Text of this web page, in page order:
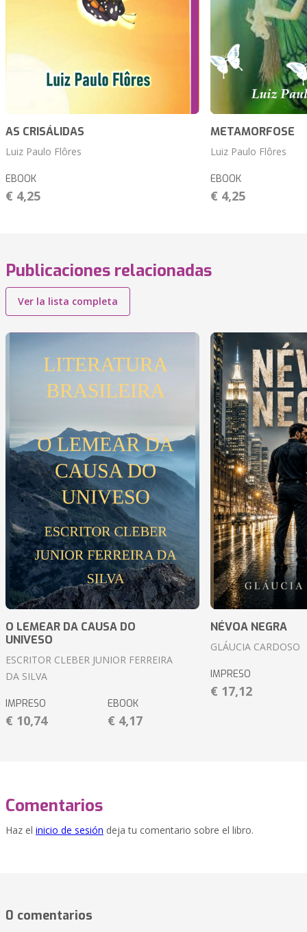
AS CRISÁLIDAS
Luiz Paulo Flôres
EBOOK
€ 4,25
METAMORFOSE
Luiz Paulo Flôres
EBOOK
€ 4,25
Publicaciones relacionadas
Ver la lista completa
O LEMEAR DA CAUSA DO
UNIVESO
ESCRITOR CLEBER JUNIOR FERREIRA
DA SILVA
IMPRESO
€ 10,74
EBOOK
€ 4,17
NÉVOA NEGRA
GLÁUCIA CARDOSO
IMPRESO
€ 17,12
Comentarios
Haz el inicio de sesión deja tu comentario sobre el libro.
0 comentarios